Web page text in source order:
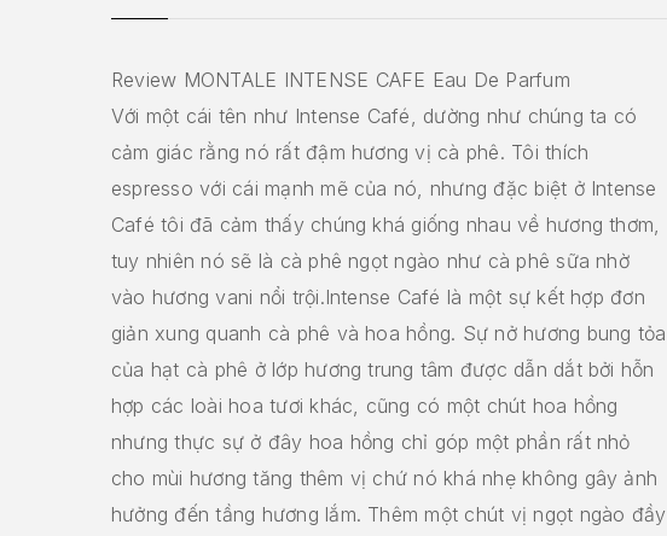
Review MONTALE INTENSE CAFE Eau De Parfum
Với một cái tên như Intense Café, dường như chúng ta có
cảm giác rằng nó rất đậm hương vị cà phê. Tôi thích
espresso với cái mạnh mẽ của nó, nhưng đặc biệt ở Intense
Café tôi đã cảm thấy chúng khá giống nhau về hương thơm,
tuy nhiên nó sẽ là cà phê ngọt ngào như cà phê sữa nhờ
vào hương vani nổi trội.Intense Café là một sự kết hợp đơn
giản xung quanh cà phê và hoa hồng. Sự nở hương bung tỏa
của hạt cà phê ở lớp hương trung tâm được dẫn dắt bởi hỗn
hợp các loài hoa tươi khác, cũng có một chút hoa hồng
nhưng thực sự ở đây hoa hồng chỉ góp một phần rất nhỏ
cho mùi hương tăng thêm vị chứ nó khá nhẹ không gây ảnh
hưởng đến tầng hương lắm. Thêm một chút vị ngọt ngào đầy